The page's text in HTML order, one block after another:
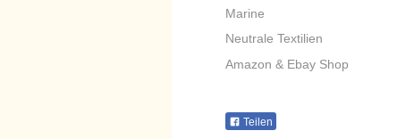
Marine
Neutrale Textilien
Amazon & Ebay Shop
Teilen